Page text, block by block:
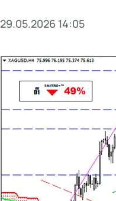
29.05.2026 14:05